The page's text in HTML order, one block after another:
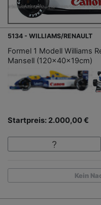
5134 - WILLIAMS/RENAULT
Formel 1 Modell Williams
Mansell (120x40x19cm)
Startpreis: 2.000,00 €
Kein